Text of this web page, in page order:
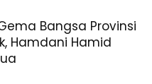
Bangsa Provinsi
Hamdani Hamid